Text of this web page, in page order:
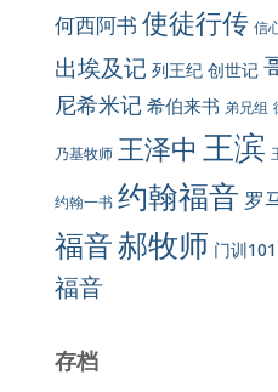
何西阿书 使徒行传 信
出埃及记 列王纪 创世记
尼希米记 希伯来书 弟兄组
乃基牧师 王泽中 王滨
约翰一书 约翰福音 罗
福音郝牧师 门训101
福音
存档